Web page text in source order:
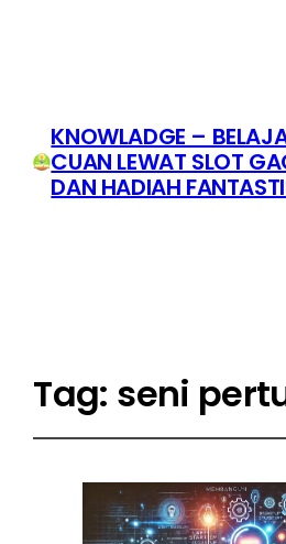
KNOWLADGE –
CUAN LEWAT SLOT
DAN HADIAH
Tag: seni